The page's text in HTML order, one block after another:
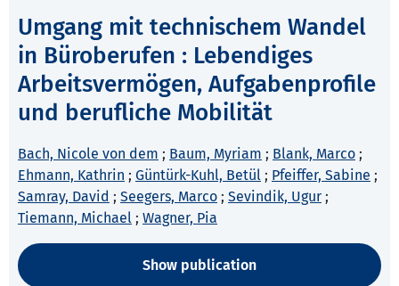
Umgang mit technischem Wandel
in Büroberufen : Lebendiges
Arbeitsvermögen, Aufgabenprofile
und berufliche Mobilität
Bach, Nicole von dem ; Baum, Myriam ; Blank, Marco ;
Ehmann, Kathrin ; Güntürk-Kuhl, Betül ; Pfeiffer, Sabine ;
Samray, David ; Seegers, Marco ; Sevindik, Ugur ;
Tiemann, Michael ; Wagner, Pia
Show publication